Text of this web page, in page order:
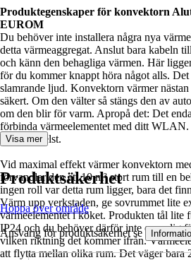
Produktegenskaper för konvektorn
EUROM
Du behöver inte installera några nya
detta värmeaggregat. Anslut bara kabeln
och känn den behagliga värmen. Här
för du kommer knappt höra något alls.
slamrande ljud. Konvektorn värmer
säkert. Om den välter så stängs den av
om den blir för varm. Apropå det: Det
förbinda värmeelementet med ditt
var som helst.
Vid maximal effekt värmer konvektorn
förvandlar den ett 10 m³ stort rum till en
ingen roll var detta rum ligger, bara det
Värm upp verkstaden, ge sovrummet lite
värmeelementet i köket. Produkten tål lite
IP24 och du behöver därför inte oroa dig
vilken riktning det kommer ifrån.
att flytta mellan olika rum. Det väger bara
Visa mer
Produktsäkerhet
Hoppa över område
Ansvarig för produktsäkerhet se